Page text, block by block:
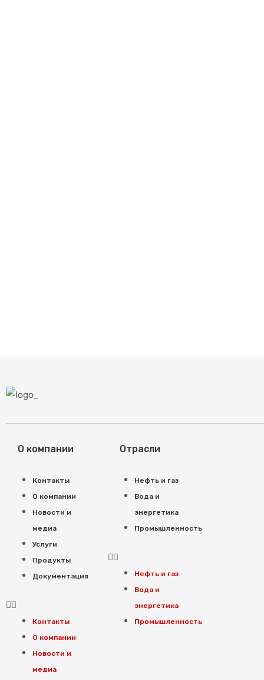
О компании
Контакты
О компании
Новости и
медиа
Услуги
Продукты
Документация
Контакты
О компании
Новости и
медиа
Отрасли
Нефть и газ
Вода и
энергетика
Промышленность
Нефть и газ
Вода и
энергетика
Промышленность